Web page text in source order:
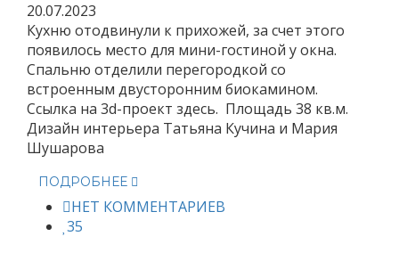
20.07.2023
Кухню отодвинули к прихожей, за счет этого
появилось место для мини-гостиной у окна.
Спальню отделили перегородкой со
встроенным двусторонним биокамином.
Ссылка на 3d-проект здесь. Площадь 38 кв.м.
Дизайн интерьера Татьяна Кучина и Мария
Шушарова
ПОДРОБНЕЕ
НЕТ КОММЕНТАРИЕВ
35